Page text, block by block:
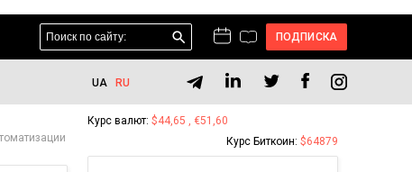
ПОДПИСКА
UA RU
Курс валют: $44,65 , €51,60
Курс Биткоин: $64879